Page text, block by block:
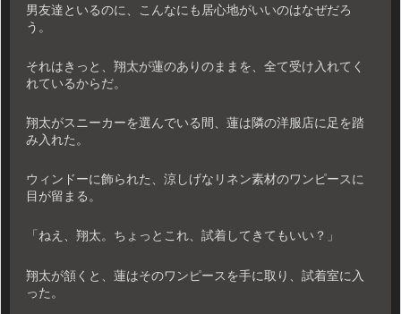
男友達といるのに、こんなにも居心地がいいのはなぜだろ
う。
それはきっと、翔太が蓮のありのままを、全て受け入れてく
れているからだ。
翔太がスニーカーを選んでいる間、蓮は隣の洋服店に足を踏
み入れた。
ウィンドーに飾られた、涼しげなリネン素材のワンピースに
目が留まる。
「ねえ、翔太。ちょっとこれ、試着してきてもいい？」
翔太が頷くと、蓮はそのワンピースを手に取り、試着室に入
った。